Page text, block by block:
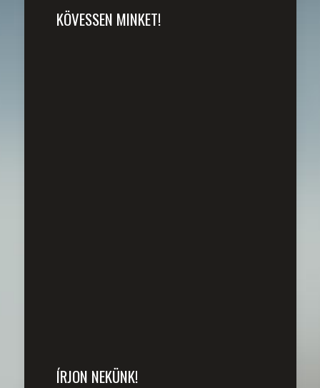
KÖVESSEN MINKET!
ÍRJON NEKÜNK!